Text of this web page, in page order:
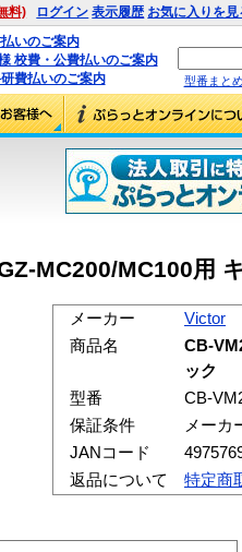
料) ログイン 表示履歴 お気に入りを見
いのご案内
校費・公費払いのご案内
費払いのご案内
型番まと
MC200/MC100用
メーカー
Victor
商品名
CB-
ック
型番
CB-
保証条件
メーカ
JANコード
返品について
特定商